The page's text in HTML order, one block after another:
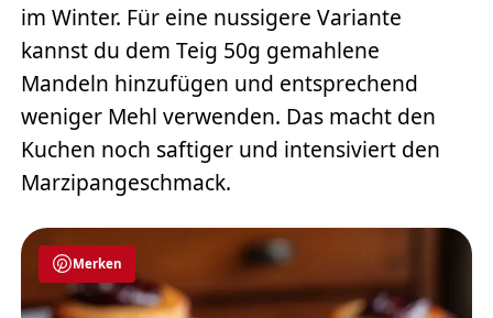
im Winter. Für eine nussigere Variante
kannst du dem Teig 50g gemahlene
Mandeln hinzufügen und entsprechend
weniger Mehl verwenden. Das macht den
Kuchen noch saftiger und intensiviert den
Marzipangeschmack.
Merken